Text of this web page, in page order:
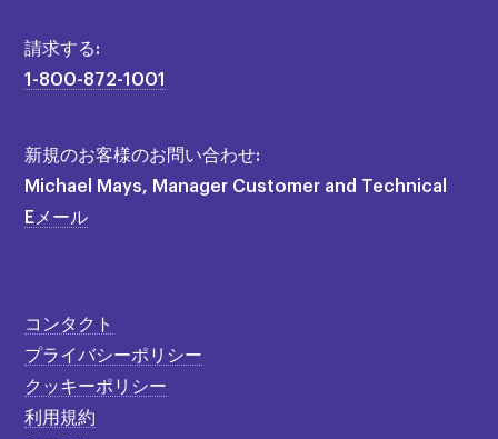
請求する:
1-800-872-1001
新規のお客様のお問い合わせ:
Michael Mays, Manager Customer and Technical
Eメール
コンタクト
プライバシーポリシー
クッキーポリシー
利用規約